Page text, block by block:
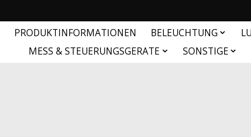
PRODUKTINFORMATIONEN BELEUCHTUNG
MESS & STEUERUNGSGERATE
SONSTIGE